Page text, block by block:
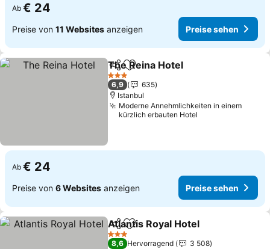
Ab € 24
Preise von 11 Websites anzeigen Preise sehen
TeilenZu Favoriten hinzufügen
The Reina Hotel
3 Sterne
6,9
635
Istanbul
Moderne Annehmlichkeiten in einem
kürzlich erbauten Hotel
Ab € 24
Preise von 6 Websites anzeigen Preise sehen
TeilenZu Favoriten hinzufügen
Atlantis Royal Hotel
3 Sterne
8,6 Hervorragend
3 508